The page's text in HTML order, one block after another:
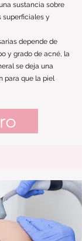
sustancia sobre
superficiales y
depende de
y grado de acné, la
se deja una
para que la piel